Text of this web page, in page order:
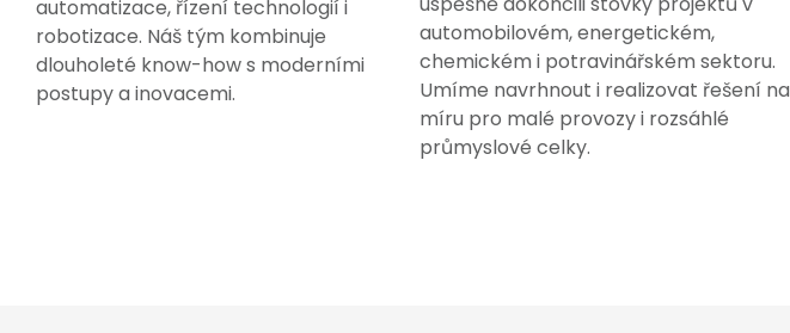
automatizace, řízení technologií i
robotizace. Náš tým kombinuje
dlouholeté know-how s moderními
postupy a inovacemi.
automobilovém, energetickém,
chemickém i potravinářském sektoru.
Umíme navrhnout i realizovat řešení na
míru pro malé provozy i rozsáhlé
průmyslové celky.